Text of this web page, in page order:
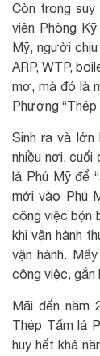
Còn trong suy
viên Phòng
Mỹ, người
ARP, WTP,
mơ, mà đó là
Phượng
Sinh ra và lớn
nhiều nơi, cuối
lá Phú Mỹ để
mới vào Phú
công việc bộn
khi vận hành
vận hành.
công việc, gắn
Mãi đến năm
Thép Tấm lá
huy hết khả